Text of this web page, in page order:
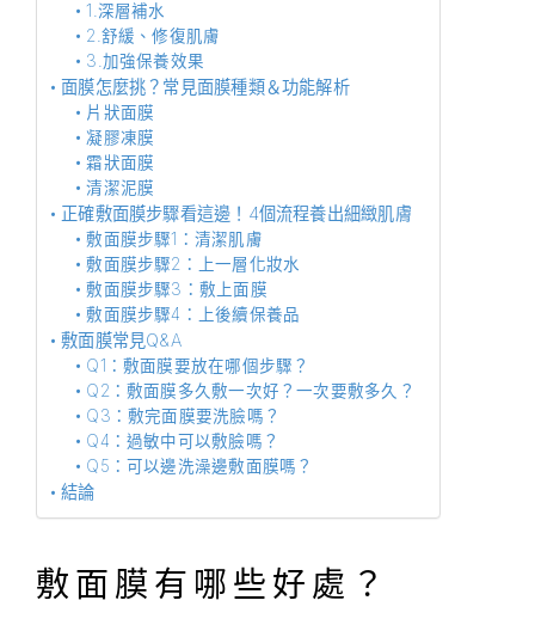
1.深層補水
2.舒緩、修復肌膚
3.加強保養效果
面膜怎麼挑？常見面膜種類＆功能解析
片狀面膜
凝膠凍膜
霜狀面膜
清潔泥膜
正確敷面膜步驟看這邊！4個流程養出細緻肌膚
敷面膜步驟1：清潔肌膚
敷面膜步驟2：上一層化妝水
敷面膜步驟3：敷上面膜
敷面膜步驟4：上後續保養品
敷面膜常見Q&A
Q1：敷面膜要放在哪個步驟？
Q2：敷面膜多久敷一次好？一次要敷多久？
Q3：敷完面膜要洗臉嗎？
Q4：過敏中可以敷臉嗎？
Q5：可以邊洗澡邊敷面膜嗎？
結論
敷面膜有哪些好處？